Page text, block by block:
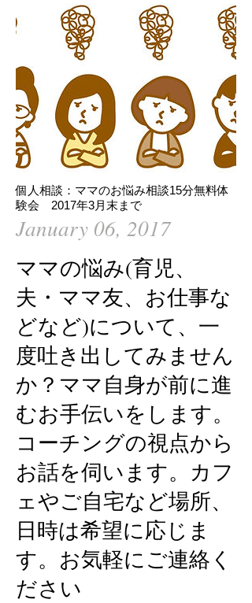
個人相談：ママのお悩み相談15分無料体
験会 2017年3月末まで
January 06, 2017
ママの悩み(育児、
夫・ママ友、お仕事な
どなど)について、一
度吐き出してみません
か？ママ自身が前に進
むお手伝いをします。
コーチングの視点から
お話を伺います。カフ
ェやご自宅など場所、
日時は希望に応じま
す。お気軽にご連絡く
ださい